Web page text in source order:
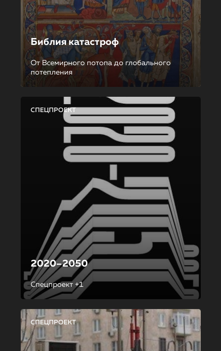
Библия катастроф
От Всемирного потопа до глобального
потепления
СПЕЦПРОЕКТ
2020–2050
Спецпроект +1
СПЕЦПРОЕКТ